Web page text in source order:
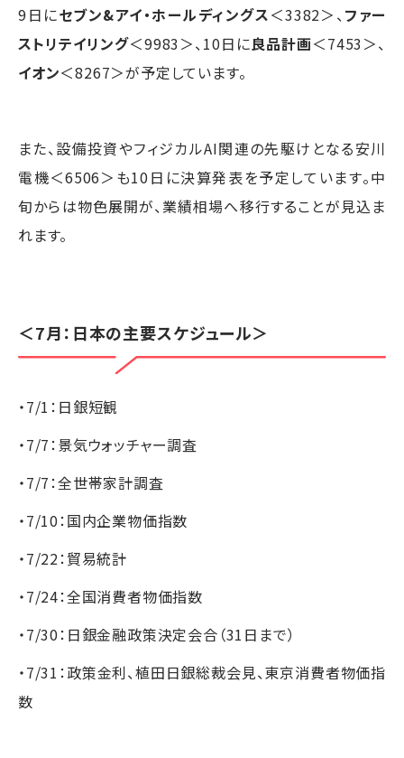
9日にセブン&アイ・ホールディングス＜3382＞、ファー
ストリテイリング＜9983＞、10日に良品計画＜7453＞、
イオン＜8267＞が予定しています。
また、設備投資やフィジカルAI関連の先駆けとなる安川
電機＜6506＞も10日に決算発表を予定しています。中
旬からは物色展開が、業績相場へ移行することが見込ま
れます。
＜7月：日本の主要スケジュール＞
・7/1：日銀短観
・7/7：景気ウォッチャー調査
・7/7：全世帯家計調査
・7/10：国内企業物価指数
・7/22：貿易統計
・7/24：全国消費者物価指数
・7/30：日銀金融政策決定会合（31日まで）
・7/31：政策金利、植田日銀総裁会見、東京消費者物価指
数